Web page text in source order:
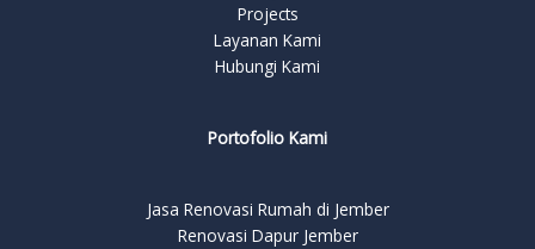
Projects
Layanan Kami
Hubungi Kami
Portofolio Kami
Jasa Renovasi Rumah di Jember
Renovasi Dapur Jember